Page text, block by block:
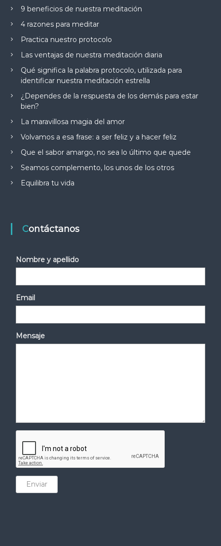
9 beneficios de nuestra meditación
4 razones para meditar
Practica nuestro protocolo
Las ventajas de nuestra meditación diaria
Qué significa la palabra protocolo, utilizada para
identificar nuestra meditación estrella
¿Dependes de la respuesta de los demás para estar
bien?
La maravillosa magia del amor
Volvamos a esa frase: a ser feliz y a hacer feliz
Que el sabor amargo, no sea lo último que quede
Seamos complemento, los unos de los otros
Equilibra tu vida
Contáctanos
Nombre y apellido
Email
Mensaje
Enviar